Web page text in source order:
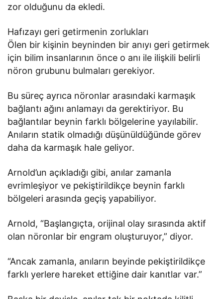
zor olduğunu da ekledi.
Hafızayı geri getirmenin zorlukları
Ölen bir kişinin beyninden bir anıyı geri getirmek
için bilim insanlarının önce o anı ile ilişkili belirli
nöron grubunu bulmaları gerekiyor.
Bu süreç ayrıca nöronlar arasındaki karmaşık
bağlantı ağını anlamayı da gerektiriyor. Bu
bağlantılar beynin farklı bölgelerine yayılabilir.
Anıların statik olmadığı düşünüldüğünde görev
daha da karmaşık hale geliyor.
Arnold’un açıkladığı gibi, anılar zamanla
evrimleşiyor ve pekiştirildikçe beynin farklı
bölgeleri arasında geçiş yapabiliyor.
Arnold, “Başlangıçta, orijinal olay sırasında aktif
olan nöronlar bir engram oluşturuyor,” diyor.
“Ancak zamanla, anıların beyinde pekiştirildikçe
farklı yerlere hareket ettiğine dair kanıtlar var.”